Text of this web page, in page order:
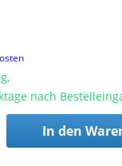
nach
In den